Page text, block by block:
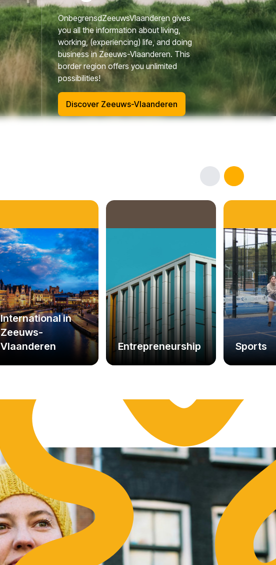
OnbegrensdZeeuwsVlaanderen gives
you all the information about living,
working, (experiencing) life, and doing
business in Zeeuws-Vlaanderen. This
border region offers you unlimited
possibilities!
Discover Zeeuws-Vlaanderen
Previous
Next
International in
Zeeuws-
Vlaanderen
Entrepreneurship Sports